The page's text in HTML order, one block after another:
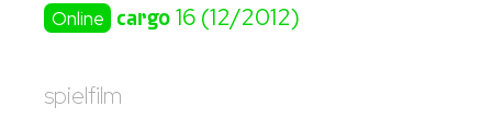
Online cargo 16 (12/2012)
spielfilm